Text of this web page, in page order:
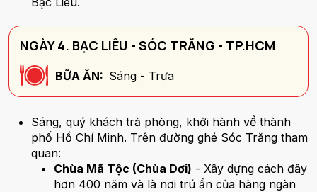
NGÀY 4. BẠC LIÊU - SÓC TRĂNG - TP.HCM
BỮA ĂN: Sáng - Trưa
Sáng, quý khách trả phòng, khởi hành về thành
phố Hồ Chí Minh. Trên đường ghé Sóc Trăng tham
quan:
Chùa Mã Tộc (Chùa Dơi) - Xây dựng cách đây
hơn 400 năm và là nơi trú ẩn của hàng ngàn